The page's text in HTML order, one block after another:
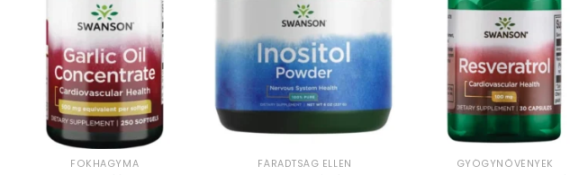
FOKHAGYMA FÁRADTSÁG ELLEN GYÓGYNÖVÉNYEK